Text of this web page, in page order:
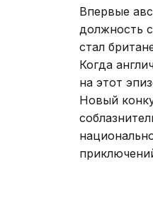
Впервые
должность
стал
Когда
на этот
Новый